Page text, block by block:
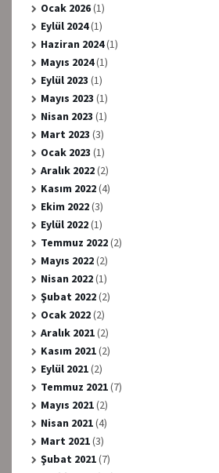
Ocak 2026(1)
Eylül 2024(1)
Haziran 2024(1)
Mayıs 2024(1)
Eylül 2023 (1)
Mayıs 2023 (1)
Nisan 2023 (1)
Mart 2023 (3)
Ocak 2023 (1)
Aralık 2022(2)
Kasım 2022(4)
Ekim 2022(3)
Eylül 2022(1)
Temmuz 2022(2)
Mayıs 2022(2)
Nisan 2022(1)
Şubat 2022(2)
Ocak 2022(2)
Aralık 2021(2)
Kasım 2021(2)
Eylül 2021(2)
Temmuz 2021(7)
Mayıs 2021(2)
Nisan 2021(4)
Mart 2021(3)
Şubat 2021(7)